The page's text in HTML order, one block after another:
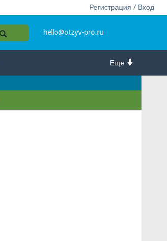
Регистрация / Вход
hello@otzyv-pro.ru
Еще